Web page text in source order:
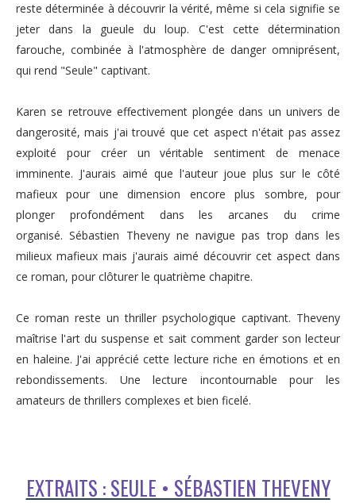
reste déterminée à découvrir la vérité, même si cela signifie se
jeter dans la gueule du loup. C'est cette détermination
farouche, combinée à l'atmosphère de danger omniprésent,
qui rend "Seule" captivant.
Karen se retrouve effectivement plongée dans un univers de
dangerosité, mais j'ai trouvé que cet aspect n'était pas assez
exploité pour créer un véritable sentiment de menace
imminente. J'aurais aimé que l'auteur joue plus sur le côté
mafieux pour une dimension encore plus sombre, pour
plonger profondément dans les arcanes du crime
organisé. Sébastien Theveny ne navigue pas trop dans les
milieux mafieux mais j'aurais aimé découvrir cet aspect dans
ce roman, pour clôturer le quatrième chapitre.
Ce roman reste un thriller psychologique captivant. Theveny
maîtrise l'art du suspense et sait comment garder son lecteur
en haleine. J'ai apprécié cette lecture riche en émotions et en
rebondissements. Une lecture incontournable pour les
amateurs de thrillers complexes et bien ficelé.
EXTRAITS : SEULE • SÉBASTIEN THEVENY